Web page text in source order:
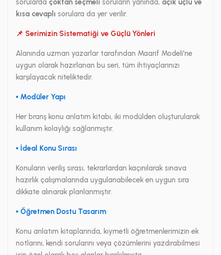
sorularda çoktan seçmeli soruların yanında, açık uçlu ve
kısa cevaplı sorulara da yer verilir.
📌 Serimizin Sistematiği ve Güçlü Yönleri
Alanında uzman yazarlar tarafından Maarif Modeli'ne
uygun olarak hazırlanan bu seri, tüm ihtiyaçlarınızı
karşılayacak niteliktedir.
▪ Modüler Yapı
Her branş konu anlatım kitabı, iki modülden oluşturularak
kullanım kolaylığı sağlanmıştır.
▪ İdeal Konu Sırası
Konuların veriliş sırası, tekrarlardan kaçınılarak sınava
hazırlık çalışmalarında uygulanabilecek en uygun sıra
dikkate alınarak planlanmıştır.
▪ Öğretmen Dostu Tasarım
Konu anlatım kitaplarında, kıymetli öğretmenlerimizin ek
notlarını, kendi sorularını veya çözümlerini yazdırabilmesi